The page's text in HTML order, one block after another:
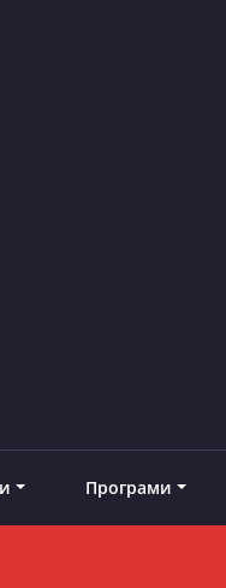
Програми